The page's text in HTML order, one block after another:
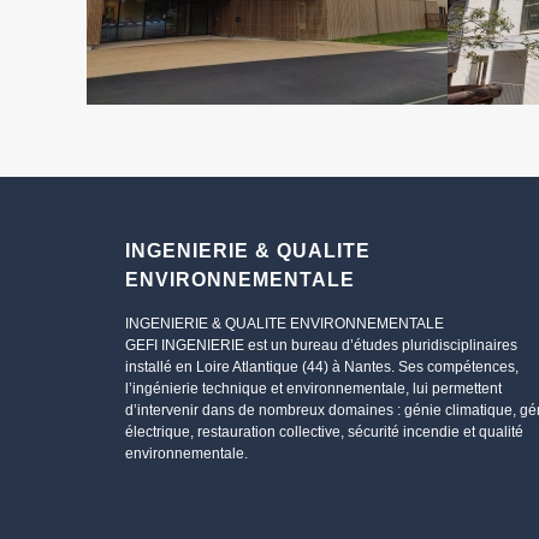
INGENIERIE & QUALITE
ENVIRONNEMENTALE
INGENIERIE & QUALITE ENVIRONNEMENTALE
GEFI INGENIERIE est un bureau d’études pluridisciplinaires
installé en Loire Atlantique (44) à Nantes. Ses compétences,
l’ingénierie technique et environnementale, lui permettent
d’intervenir dans de nombreux domaines : génie climatique,
électrique, restauration collective, sécurité incendie et qualité
environnementale.